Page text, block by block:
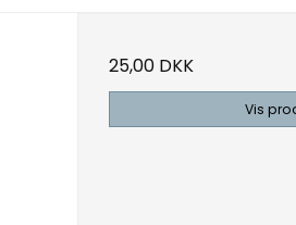
25,00 DKK
Vis